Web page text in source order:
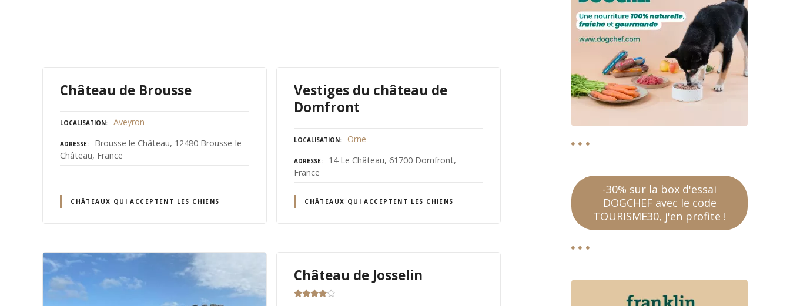
Château de Brousse
LOCALISATION Aveyron
ADRESSE
Brousse le Château, 12480 Brousse-le-
Château, France
CHÂTEAUX QUI ACCEPTENT LES CHIENS
Vestiges du château de
Domfront
LOCALISATION Orne
ADRESSE
14 Le Château, 61700 Domfront,
France
CHÂTEAUX QUI ACCEPTENT LES CHIENS
Château de Josselin
-30% sur la box d'essai
DOGCHEF avec le code
TOURISME30, j'en profite !